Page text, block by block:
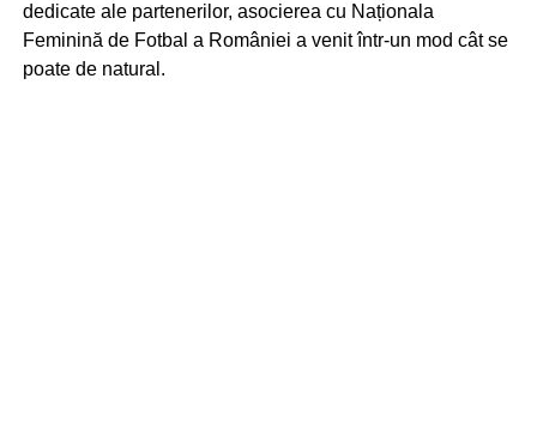
dedicate ale partenerilor, asocierea cu Naționala
Feminină de Fotbal a României a venit într-un mod cât se
poate de natural.